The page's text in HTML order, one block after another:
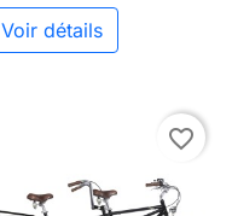
Voir détails
favorite_border